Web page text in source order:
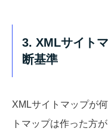
3. XMLサイト
断基準
XMLサイトマップが
トマップは作った方